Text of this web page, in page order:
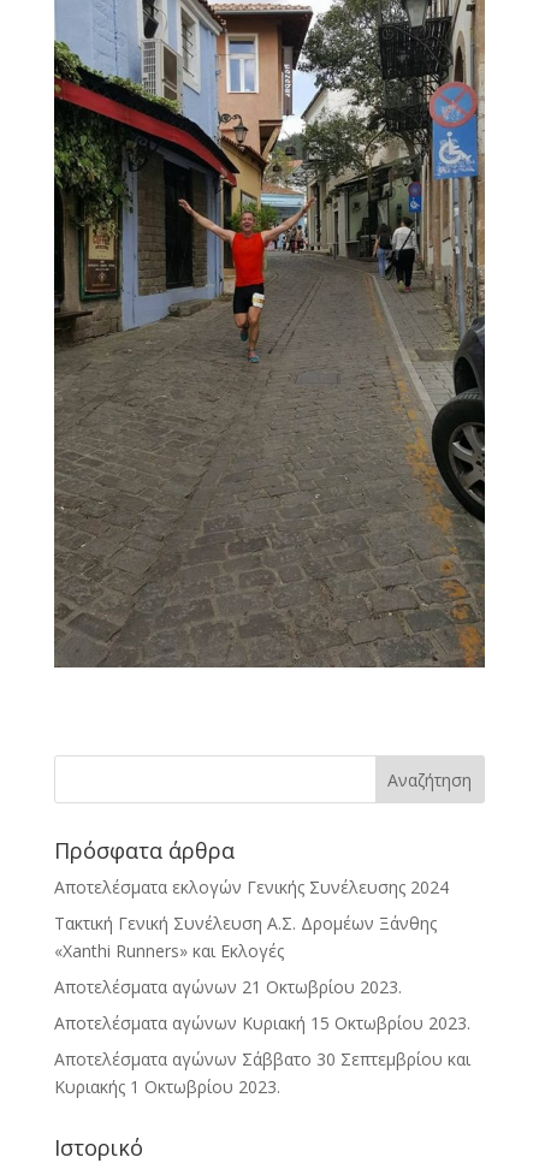
Πρόσφατα άρθρα
Αποτελέσματα εκλογών Γενικής Συνέλευσης 2024
Τακτική Γενική Συνέλευση Α.Σ. Δρομέων Ξάνθης
«Xanthi Runners» και Εκλογές
Αποτελέσματα αγώνων 21 Οκτωβρίου 2023.
Αποτελέσματα αγώνων Κυριακή 15 Οκτωβρίου 2023.
Αποτελέσματα αγώνων Σάββατο 30 Σεπτεμβρίου και
Κυριακής 1 Οκτωβρίου 2023.
Ιστορικό